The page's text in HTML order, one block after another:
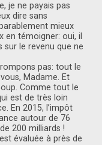
je ne payais pas
dire sans
mieux
en témoigner: oui, il
sur le revenu que ne
pas: tout le
Madame. Et
Comme tout le
est de très loin
En 2015, l’impôt
autour de 76
200 milliards !
évaluée à près de